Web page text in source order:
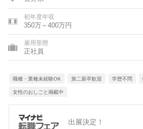
初年度年収
350万～400万円
雇用形態
正社員
職種・業種未経験OK 第二新卒歓迎 学歴不問
女性のおしごと掲載中
出展決定！